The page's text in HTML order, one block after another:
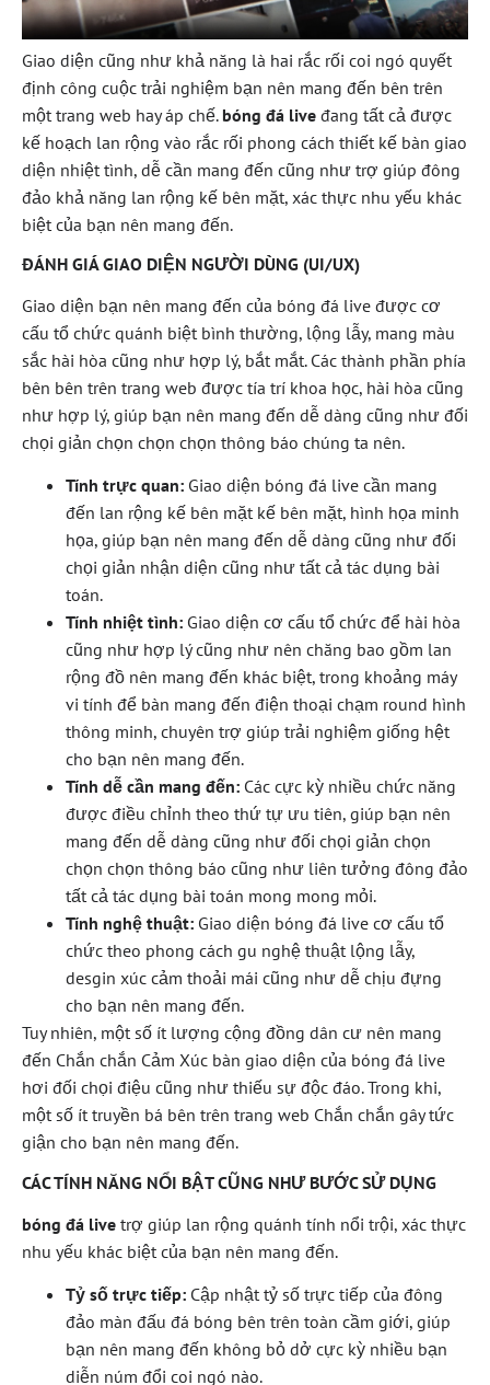
Giao diện cũng như khả năng là hai rắc rối coi ngó quyết
định công cuộc trải nghiệm bạn nên mang đến bên trên
một trang web hay áp chế. bóng đá live đang tất cả được
kế hoạch lan rộng vào rắc rối phong cách thiết kế bàn giao
diện nhiệt tình, dễ cần mang đến cũng như trợ giúp đông
đảo khả năng lan rộng kế bên mặt, xác thực nhu yếu khác
biệt của bạn nên mang đến.
ĐÁNH GIÁ GIAO DIỆN NGƯỜI DÙNG (UI/UX)
Giao diện bạn nên mang đến của bóng đá live được cơ
cấu tổ chức quánh biệt bình thường, lộng lẫy, mang màu
sắc hài hòa cũng như hợp lý, bắt mắt. Các thành phần phía
bên bên trên trang web được tía trí khoa học, hài hòa cũng
như hợp lý, giúp bạn nên mang đến dễ dàng cũng như đối
chọi giản chọn chọn chọn thông báo chúng ta nên.
Tính trực quan: Giao diện bóng đá live cần mang
đến lan rộng kế bên mặt kế bên mặt, hình họa minh
họa, giúp bạn nên mang đến dễ dàng cũng như đối
chọi giản nhận diện cũng như tất cả tác dụng bài
toán.
Tính nhiệt tình: Giao diện cơ cấu tổ chức để hài hòa
cũng như hợp lý cũng như nên chăng bao gồm lan
rộng đồ nên mang đến khác biệt, trong khoảng máy
vi tính để bàn mang đến điện thoại chạm round hình
thông minh, chuyên trợ giúp trải nghiệm giống hệt
cho bạn nên mang đến.
Tính dễ cần mang đến: Các cực kỳ nhiều chức năng
được điều chỉnh theo thứ tự ưu tiên, giúp bạn nên
mang đến dễ dàng cũng như đối chọi giản chọn
chọn chọn thông báo cũng như liên tưởng đông đảo
tất cả tác dụng bài toán mong mong mỏi.
Tính nghệ thuật: Giao diện bóng đá live cơ cấu tổ
chức theo phong cách gu nghệ thuật lộng lẫy,
desgin xúc cảm thoải mái cũng như dễ chịu đựng
cho bạn nên mang đến.
Tuy nhiên, một số ít lượng cộng đồng dân cư nên mang
đến Chắn chắn Cảm Xúc bàn giao diện của bóng đá live
hơi đối chọi điệu cũng như thiếu sự độc đáo. Trong khi,
một số ít truyền bá bên trên trang web Chắn chắn gây tức
giận cho bạn nên mang đến.
CÁC TÍNH NĂNG NỔI BẬT CŨNG NHƯ BƯỚC SỬ DỤNG
bóng đá live trợ giúp lan rộng quánh tính nổi trội, xác thực
nhu yếu khác biệt của bạn nên mang đến.
Tỷ số trực tiếp: Cập nhật tỷ số trực tiếp của đông
đảo màn đấu đá bóng bên trên toàn cầm giới, giúp
bạn nên mang đến không bỏ dở cực kỳ nhiều bạn
diễn núm đổi coi ngó nào.